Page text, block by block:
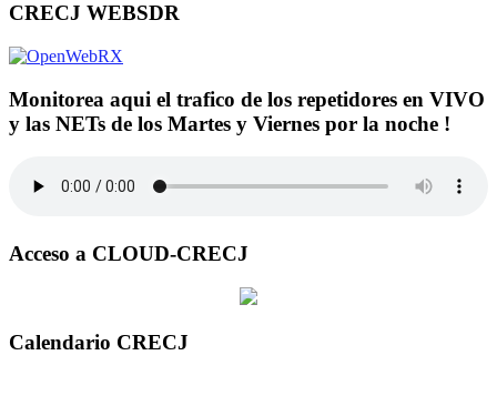
CRECJ WEBSDR
Monitorea aqui el trafico de los repetidores en VIVO
y las NETs de los Martes y Viernes por la noche !
Acceso a CLOUD-CRECJ
Calendario CRECJ